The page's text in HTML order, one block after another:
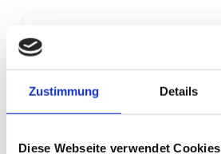
Zustimmung Details
Diese Webseite verwendet Cookies